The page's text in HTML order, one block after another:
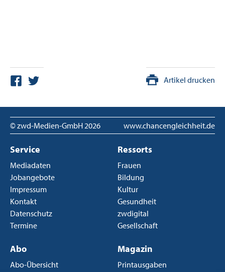
Artikel drucken
© zwd-Medien-GmbH 2026 www.chancengleichheit.de
Service
Mediadaten
Jobangebote
Impressum
Kontakt
Datenschutz
Termine
Ressorts
Frauen
Bildung
Kultur
Gesundheit
zwdigital
Gesellschaft
Abo
Abo-Übersicht
Magazin
Printausgaben